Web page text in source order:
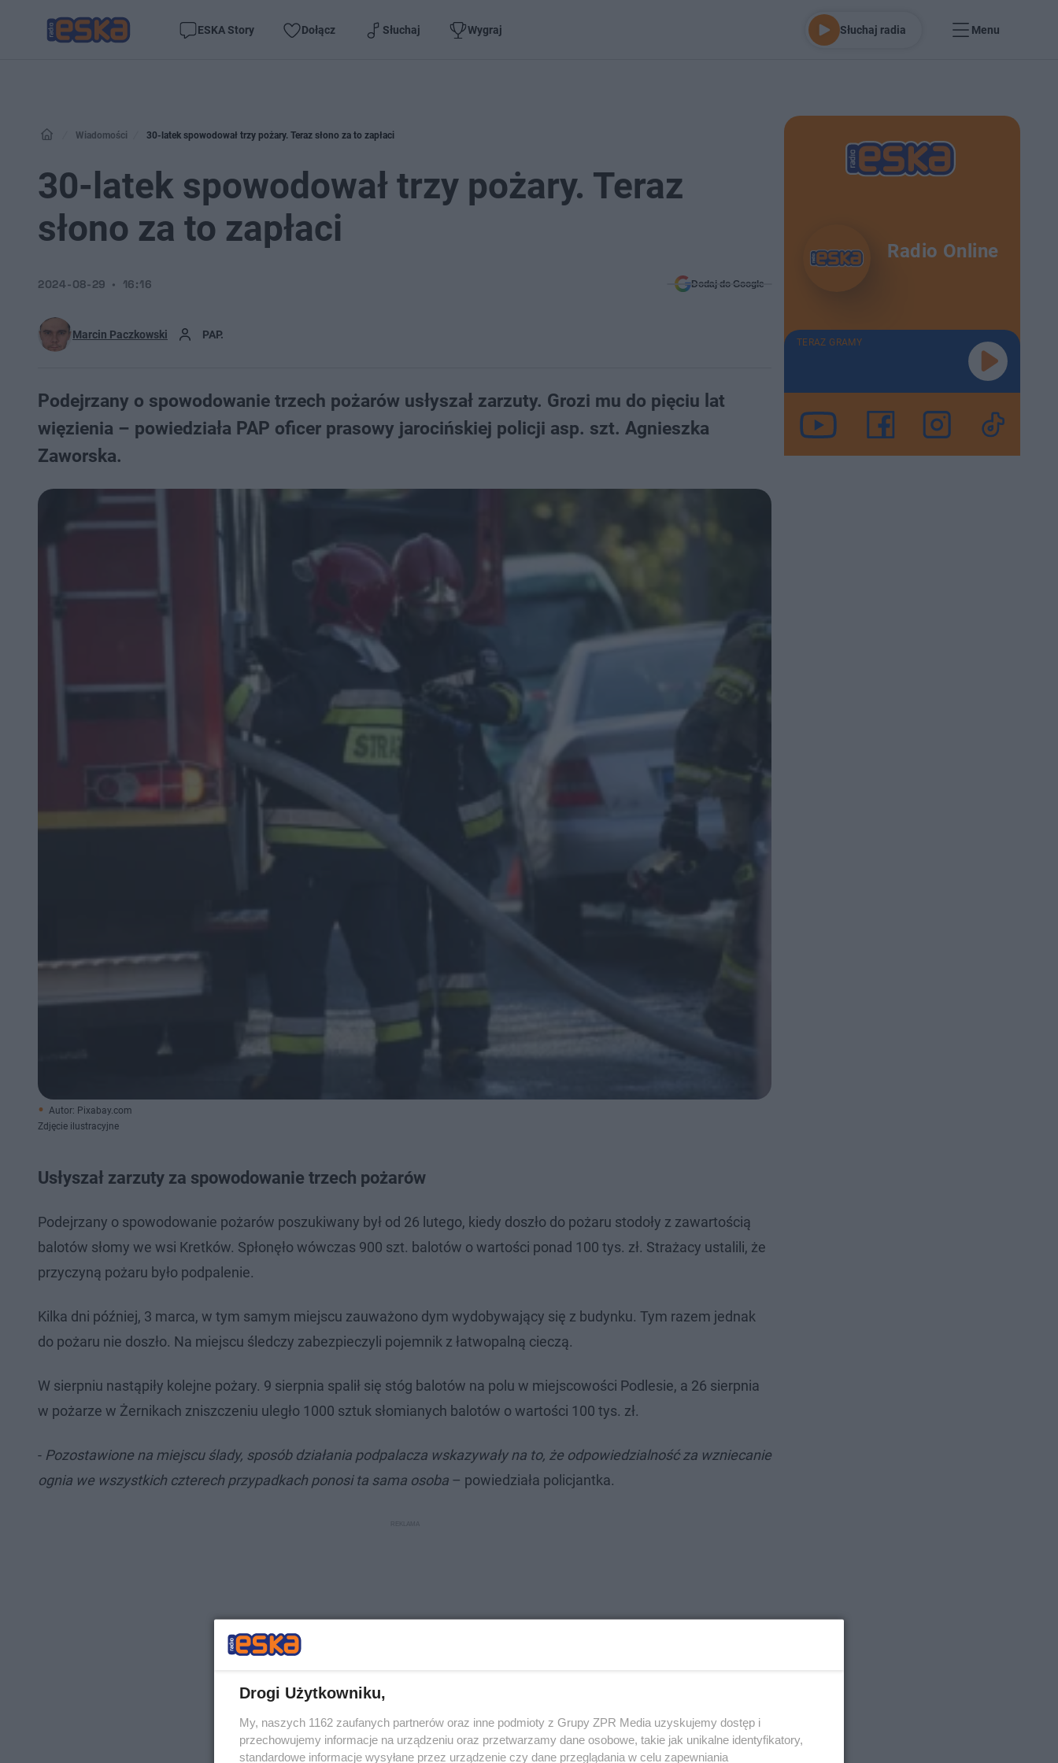
ESKA Story Dołącz Słuchaj Wygraj Słuchaj radia Menu
Wiadomości 30-latek spowodował trzy pożary. Teraz słono za to zapłaci
30-latek spowodował trzy pożary. Teraz
słono za to zapłaci
Marcin Paczkowski PAP.
2024-08-29 16:16 Dodaj do Google
Podejrzany o spowodowanie trzech pożarów usłyszał zarzuty. Grozi mu do pięciu lat
więzienia – powiedziała PAP oficer prasowy jarocińskiej policji asp. szt. Agnieszka
Zaworska.
Autor: Pixabay.com
Zdjęcie ilustracyjne
Usłyszał zarzuty za spowodowanie trzech pożarów
Podejrzany o spowodowanie pożarów poszukiwany był od 26 lutego, kiedy doszło do pożaru stodoły z zawartością
balotów słomy we wsi Kretków. Spłonęło wówczas 900 szt. balotów o wartości ponad 100 tys. zł. Strażacy ustalili, że
przyczyną pożaru było podpalenie.
Kilka dni później, 3 marca, w tym samym miejscu zauważono dym wydobywający się z budynku. Tym razem jednak
do pożaru nie doszło. Na miejscu śledczy zabezpieczyli pojemnik z łatwopalną cieczą.
W sierpniu nastąpiły kolejne pożary. 9 sierpnia spalił się stóg balotów na polu w miejscowości Podlesie, a 26 sierpnia
w pożarze w Żernikach zniszczeniu uległo 1000 sztuk słomianych balotów o wartości 100 tys. zł.
- Pozostawione na miejscu ślady, sposób działania podpalacza wskazywały na to, że odpowiedzialność za wzniecanie
ognia we wszystkich czterech przypadkach ponosi ta sama osoba – powiedziała policjantka.
Radio Online
TERAZ GRAMY
Drogi Użytkowniku,
My, naszych 1162 zaufanych partnerów oraz inne podmioty z Grupy ZPR Media uzyskujemy dostęp i
przechowujemy informacje na urządzeniu oraz przetwarzamy dane osobowe, takie jak unikalne identyfikatory,
standardowe informacje wysyłane przez urządzenie czy dane przeglądania w celu zapewniania